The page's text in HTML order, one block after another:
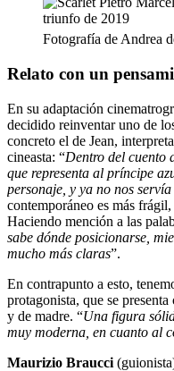
Fotografía de Andrea
Relato con un
En su adaptación
decidido reinventar uno de
concreto el de Jean,
cineasta: “Dentro del cuento
que representa al príncipe
personaje, y ya no nos
contemporáneo es más
Haciendo mención a las
sabe dónde posicionarse,
mucho más claras”.
En contrapunto a esto,
protagonista, que se
y de madre. “Una figura
muy moderna, en cuanto al
Maurizio Braucci